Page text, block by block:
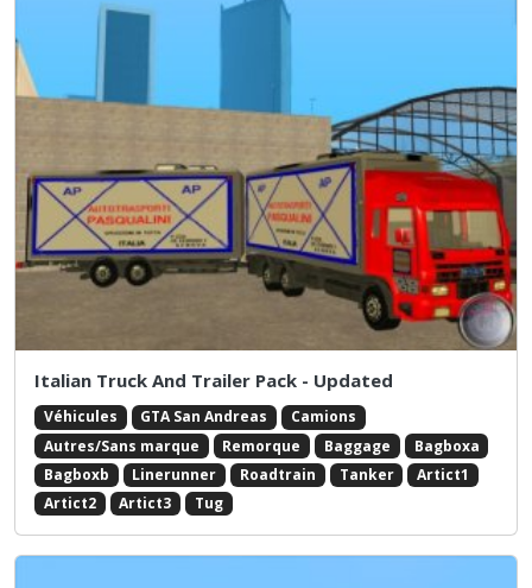
Italian Truck And Trailer Pack - Updated
Véhicules GTA San Andreas
Camions
Autres/Sans marque
Remorque Baggage
Bagboxa
Bagboxb
Linerunner Roadtrain Tanker
Artict1
Artict2
Artict3 Tug